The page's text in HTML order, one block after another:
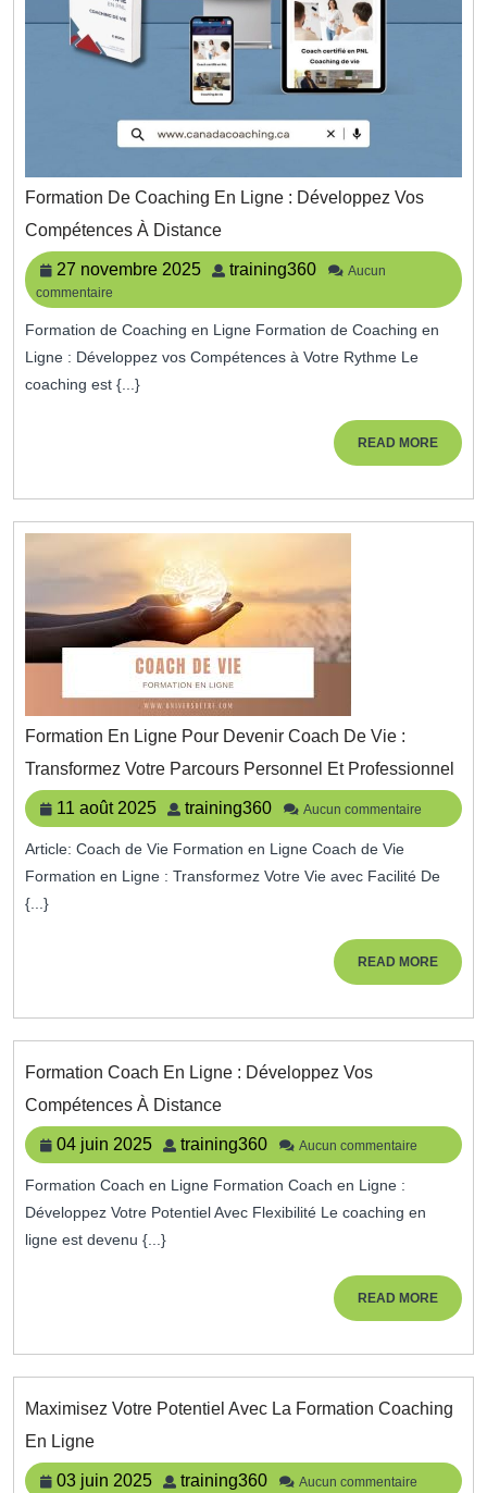
Formation De Coaching En Ligne : Développez Vos
Compétences À Distance
Coaching
En
:
Développez
Vos
27 novembre 2025
27
2025
training360 training360
Aucun
commentaire
Formation de Coaching en Ligne Formation de Coaching en
Ligne : Développez vos Compétences à Votre Rythme Le
coaching est {...}
READ MOREREAD
MORE
Formation En Ligne Pour Devenir Coach De Vie :
Transformez Votre Parcours Personnel Et Professionnel
11 août 2025
11
août
2025
training360 training360
Aucun commentaire
Article: Coach de Vie Formation en Ligne Coach de Vie
Formation en Ligne : Transformez Votre Vie avec Facilité De
{...}
READ MOREREAD
MORE
Formation Coach En Ligne : Développez Vos
Compétences À Distance
En
Ligne
:
Vos
04 juin 2025
04
juin
2025
training360 training360
Aucun commentaire
Formation Coach en Ligne Formation Coach en Ligne :
Développez Votre Potentiel Avec Flexibilité Le coaching en
ligne est devenu {...}
READ MOREREAD
MORE
Maximisez Votre Potentiel Avec La Formation Coaching
En Ligne
Potentiel
03 juin 2025 03 training360 training360
Aucun commentaire